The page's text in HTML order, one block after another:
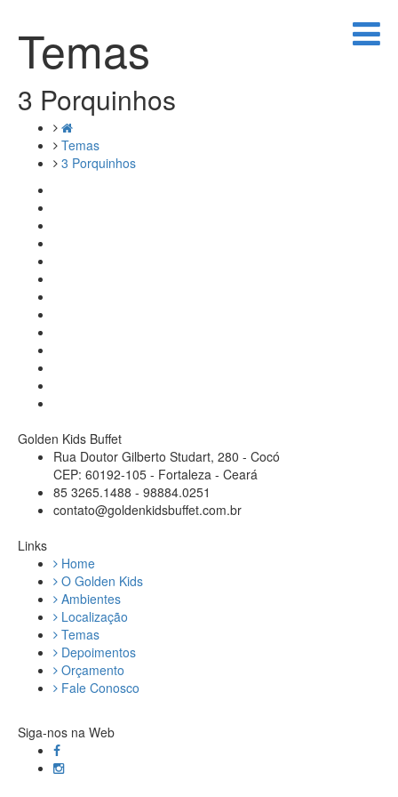
Temas
3 Porquinhos
Temas
3 Porquinhos
Golden Kids Buffet
Rua Doutor Gilberto Studart, 280 - Cocó
CEP: 60192-105 - Fortaleza - Ceará
85 3265.1488 - 98884.0251
contato@goldenkidsbuffet.com.br
Links
Home
O Golden Kids
Ambientes
Localização
Temas
Depoimentos
Orçamento
Fale Conosco
Siga-nos na Web